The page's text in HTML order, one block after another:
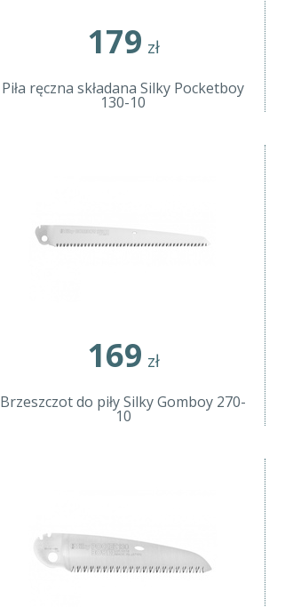
179 zł
Piła ręczna składana Silky Pocketboy
130-10
169 zł
Brzeszczot do piły Silky Gomboy 270-
10